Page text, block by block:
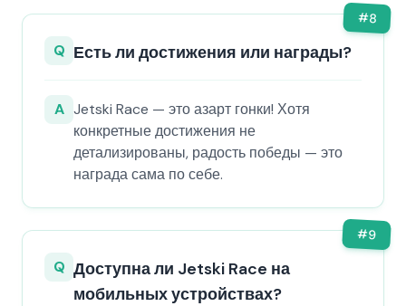
#8
Q Есть ли достижения или награды?
A Jetski Race — это азарт гонки! Хотя
конкретные достижения не
детализированы, радость победы — это
награда сама по себе.
#9
Q Доступна ли Jetski Race на
мобильных устройствах?